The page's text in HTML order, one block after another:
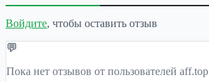
Войдите, чтобы оставить отзыв
💬
Пока нет отзывов от пользователей aff.top